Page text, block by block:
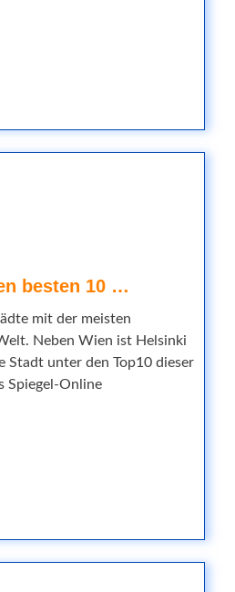
besten 10 …
mit der meisten
Neben Wien ist Helsinki
Stadt unter den Top10 dieser
Spiegel-Online